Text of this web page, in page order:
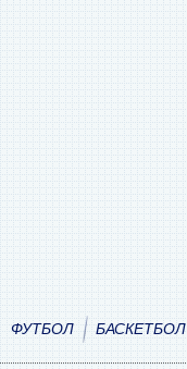
ФУТБОЛ БАСКЕТБОЛ